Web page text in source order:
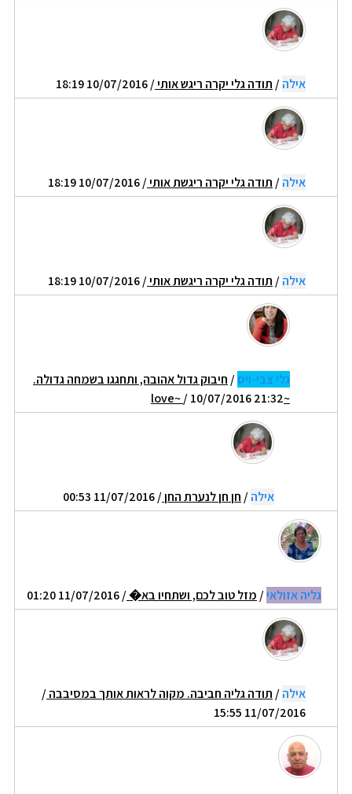
אילה/ תודה גלי יקרה ריגש אותי/ 10/07/2016 18:19
אילה/ תודה גלי יקרה ריגשת אותי/ 10/07/2016 18:19
אילה/ תודה גלי יקרה ריגשת אותי/ 10/07/2016 18:19
גלי צבי-ויס/ חיבוק גדול אהובה, ותחגגו בשמחה גדולה.
~love~
/ 10/07/2016 21:32
אילה/ חן חן לנערת החן/ 11/07/2016 00:53
גליה אזולאי/ מזל טוב לכם, ושתחיו בא�/ 11/07/2016 01:20
אילה/ תודה גליה חביבה. מקוה לראות אותך במסיבבה/
11/07/2016 15:55